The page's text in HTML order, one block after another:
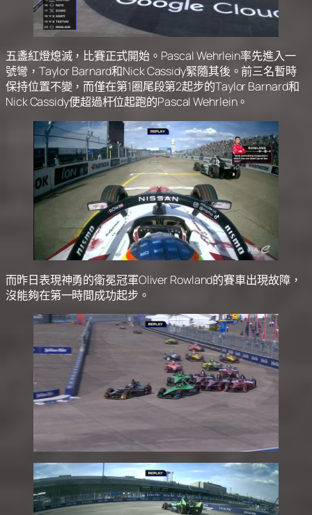
五盞紅燈熄滅，比賽正式開始。Pascal Wehrlein率先進入一
號彎，Taylor Barnard和Nick Cassidy緊隨其後。前三名暫時
保持位置不變，而僅在第1圈尾段第2起步的Taylor Barnard和
Nick Cassidy便超過杆位起跑的Pascal Wehrlein。
而昨日表現神勇的衛冕冠軍Oliver Rowland的賽車出現故障，
沒能夠在第一時間成功起步。